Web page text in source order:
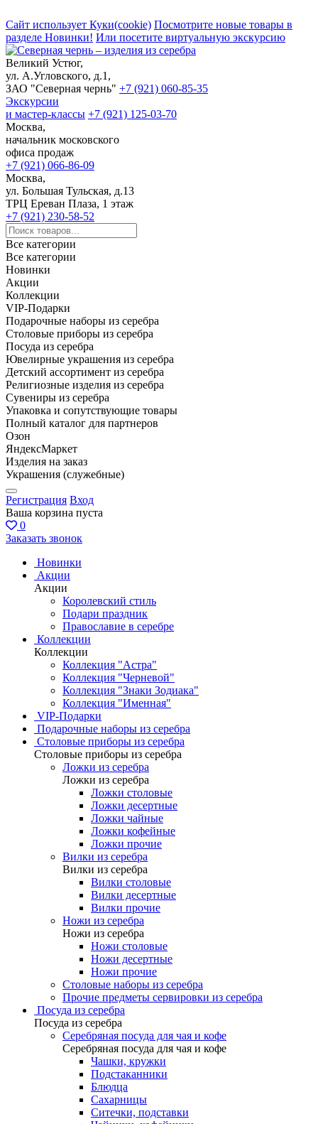
Сайт использует Куки(cookie) Посмотрите новые товары в
разделе Новинки! Или посетите виртуальную экскурсию
Великий Устюг,
ул. А.Угловского, д.1,
ЗАО "Северная чернь" +7 (921) 060-85-35
Экскурсии
и мастер-классы +7 (921) 125-03-70
Москва,
начальник московского
офиса продаж
+7 (921) 066-86-09
Москва,
ул. Большая Тульская, д.13
ТРЦ Ереван Плаза, 1 этаж
+7 (921) 230-58-52
Все категории
Все категории
Новинки
Акции
Коллекции
VIP-Подарки
Подарочные наборы из серебра
Столовые приборы из серебра
Посуда из серебра
Ювелирные украшения из серебра
Детский ассортимент из серебра
Религиозные изделия из серебра
Сувениры из серебра
Упаковка и сопутствующие товары
Полный каталог для партнеров
Озон
ЯндексМаркет
Изделия на заказ
Украшения (служебные)
Регистрация Вход
Ваша корзина пуста
0
Заказать звонок
Новинки
Акции
Акции
Королевский стиль
Подари праздник
Православие в серебре
Коллекции
Коллекции
Коллекция "Астра"
Коллекция "Черневой"
Коллекция "Знаки Зодиака"
Коллекция "Именная"
VIP-Подарки
Подарочные наборы из серебра
Столовые приборы из серебра
Столовые приборы из серебра
Ложки из серебра
Ложки из серебра
Ложки столовые
Ложки десертные
Ложки чайные
Ложки кофейные
Ложки прочие
Вилки из серебра
Вилки из серебра
Вилки столовые
Вилки десертные
Вилки прочие
Ножи из серебра
Ножи из серебра
Ножи столовые
Ножи десертные
Ножи прочие
Столовые наборы из серебра
Прочие предметы сервировки из серебра
Посуда из серебра
Посуда из серебра
Серебряная посуда для чая и кофе
Серебряная посуда для чая и кофе
Чашки, кружки
Подстаканники
Блюдца
Сахарницы
Ситечки, подставки